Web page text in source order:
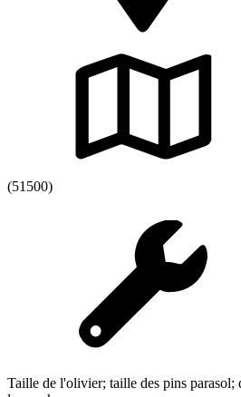
(51500)
Taille de l'olivier; taille des pins